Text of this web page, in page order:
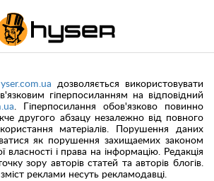
дозволяється використовувати
гіперпосиланням на відповідний
. Гіперпосилання обов'язково повинно
другого абзацу незалежно від повного
матеріалів. Порушення даних
як порушення захищаемих законом
власності і права на інформацію. Редакція
зору авторів статей та авторів блогів.
зміст реклами несуть рекламодавці.